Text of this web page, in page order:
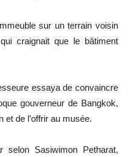
sur un terrain voisin
craignait que le bâtiment
essaya de convaincre
gouverneur de Bangkok,
et de l’offrir au musée.
Sasiwimon Petharat,